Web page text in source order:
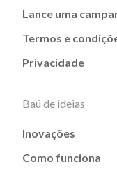
Lance uma
Termos e
Privacidade
Baú de ideias
Inovações
Como funciona